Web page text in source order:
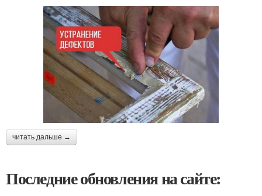
читать дальше →
Последние обновления на сайте: